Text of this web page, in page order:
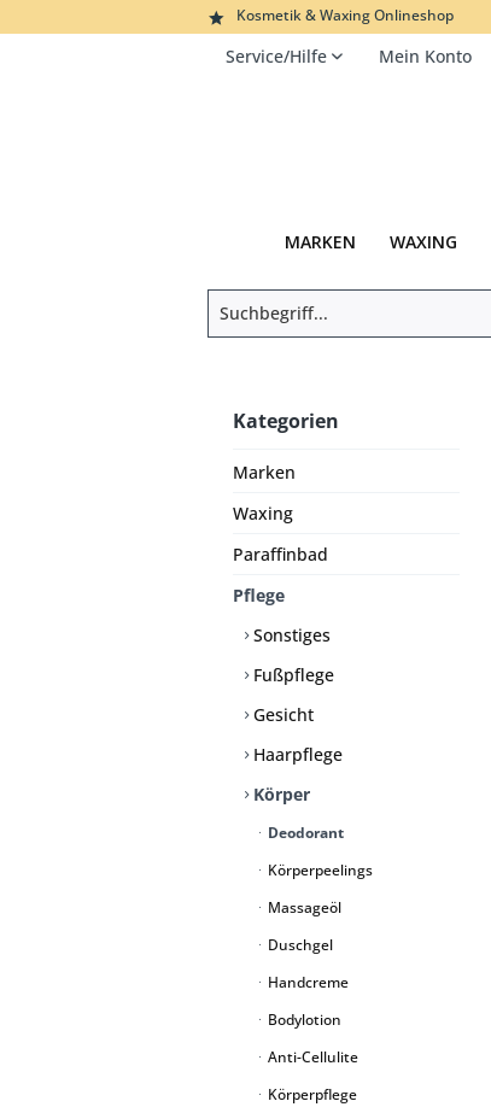
Kosmetik & Waxing Onlineshop
Service/Hilfe Mein Konto
MARKEN WAXING
Kategorien
Marken
Waxing
Paraffinbad
Pflege
Sonstiges
Fußpflege
Gesicht
Haarpflege
Körper
Deodorant
Körperpeelings
Massageöl
Duschgel
Handcreme
Bodylotion
Anti-Cellulite
Körperpflege